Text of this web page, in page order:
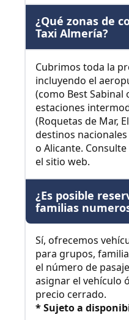
¿Qué zonas de
Taxi Almería?
Cubrimos toda la
incluyendo el
(como Best Sabinal
estaciones
(Roquetas de Mar,
destinos
o Alicante.
el sitio web.
¿Es posible
familias
Sí, ofrecemos
para grupos,
el número de
asignar el vehículo
precio cerrado.
* Sujeto a